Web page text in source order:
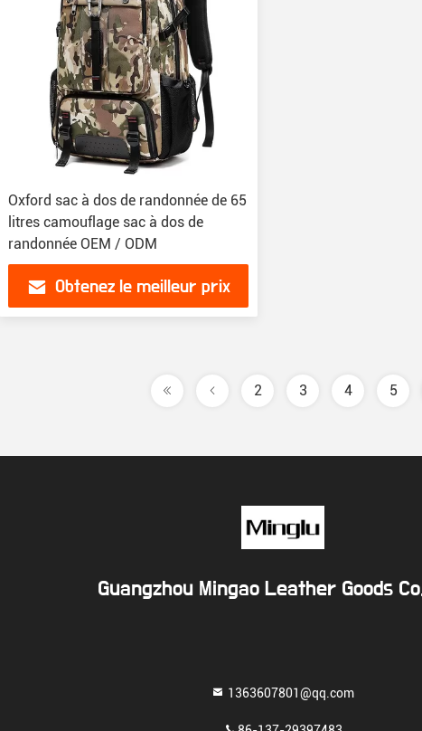
Oxford sac à dos de randonnée de 65
litres camouflage sac à dos de
randonnée OEM / ODM
Obtenez le meilleur prix
2 3 4 5
Guangzhou Mingao Leather Goods
1363607801@qq.com